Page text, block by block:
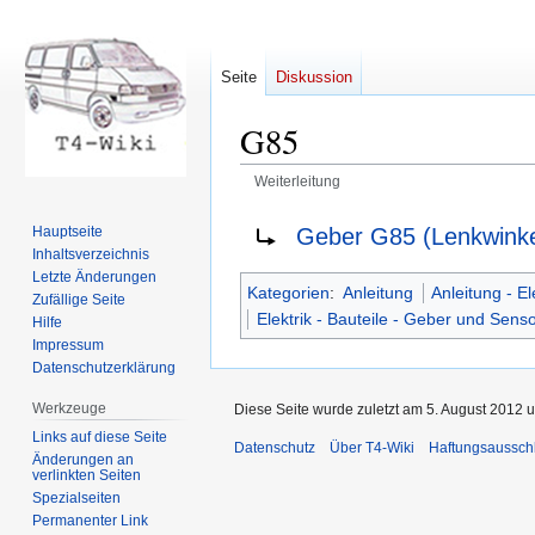
G85
Weiterleitung
Navigation
springen
Suche
springen
Weiterleitung nach:
Geber G85
Kategorien: Anleitung
Anleitung -
Elektrik - Bauteile - Geber und
Seite Diskussion
Hauptseite
Inhaltsverzeichnis
Letzte Änderungen
Zufällige Seite
Hilfe
Impressum
Datenschutzerklärung
Werkzeuge
Links auf diese Seite
Änderungen an
verlinkten Seiten
Spezialseiten
Permanenter Link
Diese Seite wurde zuletzt am 5. August 2012
Datenschutz Über T4-Wiki